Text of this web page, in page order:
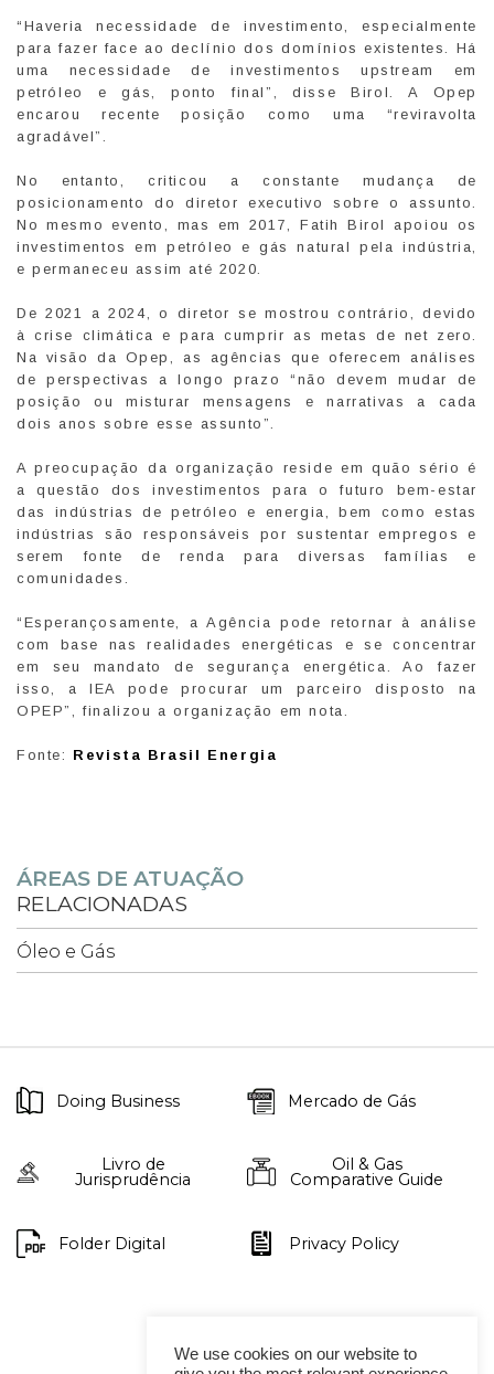
“Haveria necessidade de investimento, especialmente
para fazer face ao declínio dos domínios existentes. Há
uma necessidade de investimentos upstream em
petróleo e gás, ponto final”, disse Birol. A Opep
encarou recente posição como uma “reviravolta
agradável”.
No entanto, criticou a constante mudança de
posicionamento do diretor executivo sobre o assunto.
No mesmo evento, mas em 2017, Fatih Birol apoiou os
investimentos em petróleo e gás natural pela indústria,
e permaneceu assim até 2020.
De 2021 a 2024, o diretor se mostrou contrário, devido
à crise climática e para cumprir as metas de net zero.
Na visão da Opep, as agências que oferecem análises
de perspectivas a longo prazo “não devem mudar de
posição ou misturar mensagens e narrativas a cada
dois anos sobre esse assunto”.
A preocupação da organização reside em quão sério é
a questão dos investimentos para o futuro bem-estar
das indústrias de petróleo e energia, bem como estas
indústrias são responsáveis por sustentar empregos e
serem fonte de renda para diversas famílias e
comunidades.
“Esperançosamente, a Agência pode retornar à análise
com base nas realidades energéticas e se concentrar
em seu mandato de segurança energética. Ao fazer
isso, a IEA pode procurar um parceiro disposto na
OPEP”, finalizou a organização em nota.
Fonte: Revista Brasil Energia
ÁREAS DE ATUAÇÃO
RELACIONADAS
Óleo e Gás
Doing Business Mercado de Gás
Livro de
Jurisprudência
Oil & Gas
Comparative Guide
Folder Digital Privacy Policy
We use cookies on our website to